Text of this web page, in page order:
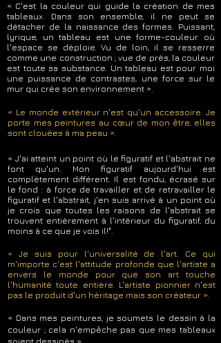
« C'est la couleur qui guide la création de mes
tableaux. Dans son ensemble, il ne peut se
détacher de la naissance des formes. Puissant,
lyrique, un tableau est une forme-couleur où
l'espace se déploie. Vu de loin, il se resserre
comme une construction ; vue de près, la couleur
est toute sa substance. Un tableau est pour moi
une puissance de contrastes, une force sur le
mur qui crée son environnement ».
« Le monde extérieur n'est qu'un accessoire. Je
porte mes peintures au cœur de mon être, elles
sont clouées à ma peau ».
« J'ai atteint un point où le figuratif et l'abstrait ne
font qu'un. Mon figuratif aujourd'hui est
complètement différent. Il est fondu, écrasé sur
le fond : à force de travailler et de retravailler le
figuratif et l'abstrait, j'en suis arrivé à un point où
je crois que toutes les raisons de l'abstrait se
trouvent entièrement à l'intérieur du figuratif, du
moins à ce que je vois il!".
« Je suis pour l'universalité de l'art. Ce qui
m'importe c'est l'attitude profonde que l'artiste a
envers le monde pour que son art touche
l'humanité toute entière. L'artiste pionnier n'est
pas le produit d'un héritage mais son créateur ».
« Dans mes peintures, je soumets le dessin à la
couleur ; cela n'empêche pas que mes tableaux